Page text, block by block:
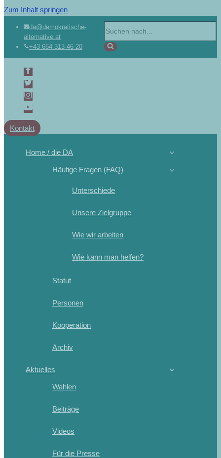
Zum Inhalt springen
da@demokratische-
alternative.at
+43 664 313 46 20
Kontakt
Home / die DA
Häufige Fragen (FAQ)
Unterschiede
Unsere Zielgruppe
Wie wir arbeiten
Wie kann man helfen?
Statut
Personen
Kooperation
Archiv
Aktuelles
Wahlen
Beiträge
Videos
Für die Presse